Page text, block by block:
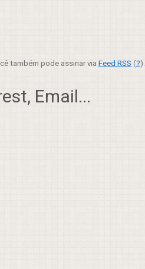
também pode assinar via Feed RSS (?).
Email...